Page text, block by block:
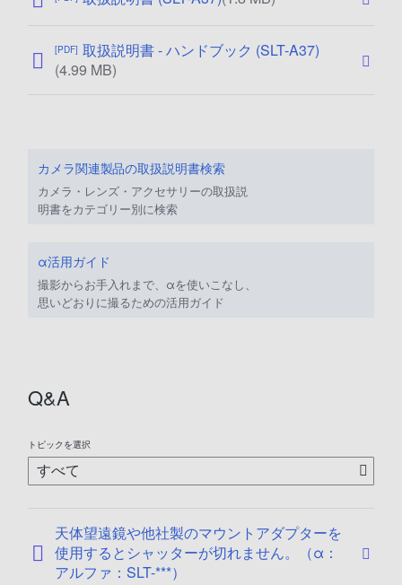
:
0
[PDF] 取扱説明書 - ハンドブック (SLT-A37)
(4.99 MB)公
0
1
2
/
2
カメラ関連製品の取扱説明書検索
カメラ・レンズ・アクセサリーの取扱説
明書をカテゴリー別に検索
α活用ガイド
撮影からお手入れまで、αを使いこなし、
思いどおりに撮るための活用ガイド
Q&A
トピックを選択
天体望遠鏡や他社製のマウントアダプターを
使用するとシャッターが切れません。（α：
アルファ：SLT-***）